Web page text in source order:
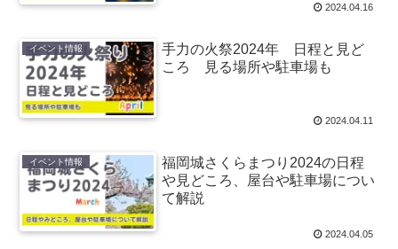
2024.04.16
イベント情報
手力の火祭2024年 日程と見ど
ころ 見る場所や駐車場も
2024.04.11
イベント情報
福岡城さくらまつり2024の日程
や見どころ、屋台や駐車場につい
て解説
2024.04.05